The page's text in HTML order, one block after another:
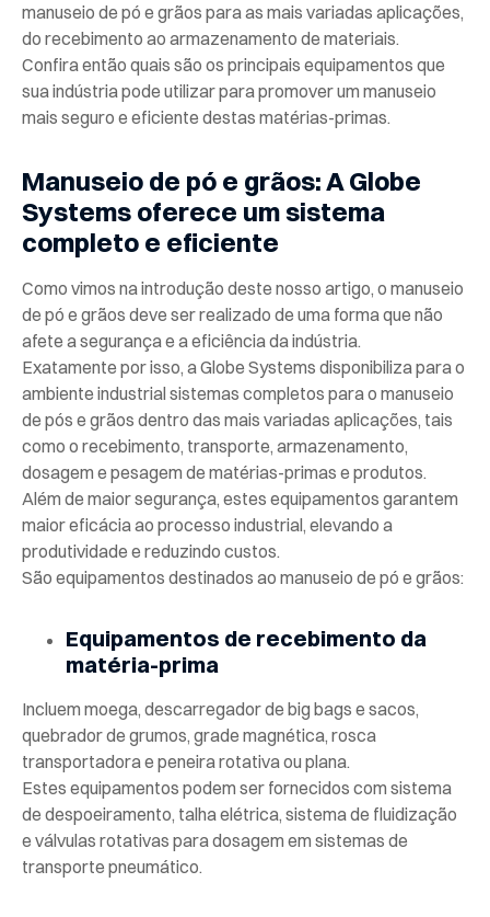
manuseio de pó e grãos para as mais variadas aplicações,
do recebimento ao armazenamento de materiais.
Confira então quais são os principais equipamentos que
sua indústria pode utilizar para promover um manuseio
mais seguro e eficiente destas matérias-primas.
Manuseio de pó e grãos: A Globe
Systems oferece um sistema
completo e eficiente
Como vimos na introdução deste nosso artigo, o manuseio
de pó e grãos deve ser realizado de uma forma que não
afete a segurança e a eficiência da indústria.
Exatamente por isso, a Globe Systems disponibiliza para o
ambiente industrial sistemas completos para o manuseio
de pós e grãos dentro das mais variadas aplicações, tais
como o recebimento, transporte, armazenamento,
dosagem e pesagem de matérias-primas e produtos.
Além de maior segurança, estes equipamentos garantem
maior eficácia ao processo industrial, elevando a
produtividade e reduzindo custos.
São equipamentos destinados ao manuseio de pó e grãos:
Equipamentos de recebimento da
matéria-prima
Incluem moega, descarregador de big bags e sacos,
quebrador de grumos, grade magnética, rosca
transportadora e peneira rotativa ou plana.
Estes equipamentos podem ser fornecidos com sistema
de despoeiramento, talha elétrica, sistema de fluidização
e válvulas rotativas para dosagem em sistemas de
transporte pneumático.